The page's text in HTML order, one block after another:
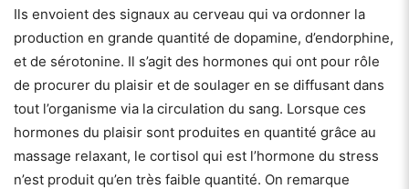
Ils envoient des signaux au cerveau qui va ordonner la
production en grande quantité de dopamine, d’endorphine,
et de sérotonine. Il s’agit des hormones qui ont pour rôle
de procurer du plaisir et de soulager en se diffusant dans
tout l’organisme via la circulation du sang. Lorsque ces
hormones du plaisir sont produites en quantité grâce au
massage relaxant, le cortisol qui est l’hormone du stress
n’est produit qu’en très faible quantité. On remarque